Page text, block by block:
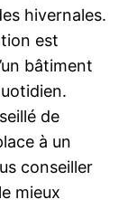
hivernales.
est
bâtiment
de
à un
conseiller
mieux